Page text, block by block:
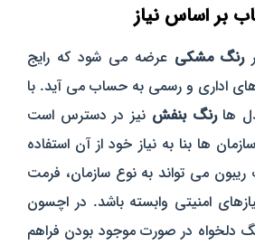
بر اساس نیاز
رنگ مشکی عرضه می‌ شود که رایج‌
اداری و رسمی به حساب می‌ آید. با
هارنگ بنفش نیز در دسترس است
ها بنا به نیاز خود از آن استفاده
می‌ تواند به نوع سازمان، فرمت
امنیتی وابسته باشد. در اچسون
دلخواه در صورت موجود بودن فراهم